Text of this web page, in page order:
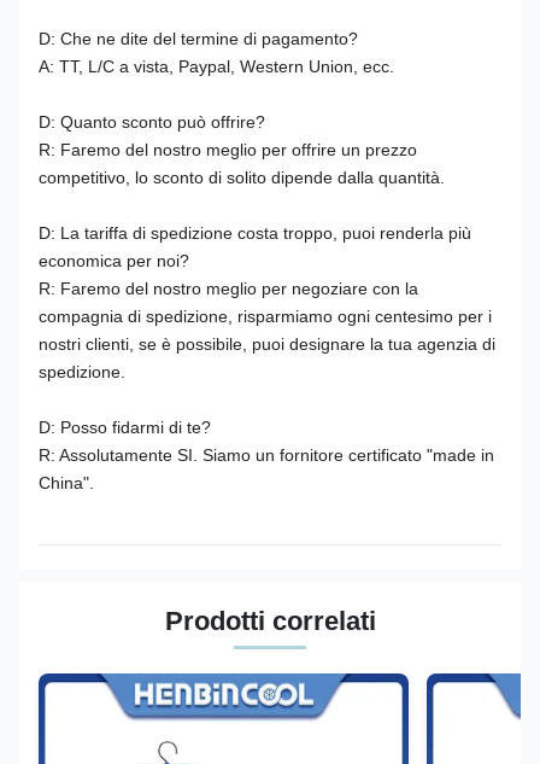
D: Che ne dite del termine di pagamento?
A: TT, L/C a vista, Paypal, Western Union, ecc.
D: Quanto sconto può offrire?
R: Faremo del nostro meglio per offrire un prezzo
competitivo, lo sconto di solito dipende dalla quantità.
D: La tariffa di spedizione costa troppo, puoi renderla più
economica per noi?
R: Faremo del nostro meglio per negoziare con la
compagnia di spedizione, risparmiamo ogni centesimo per i
nostri clienti, se è possibile, puoi designare la tua agenzia di
spedizione.
D: Posso fidarmi di te?
R: Assolutamente SI. Siamo un fornitore certificato "made in
China".
Prodotti correlati